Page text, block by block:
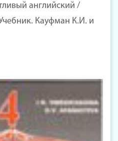
английский /
Кауфман К.И. и